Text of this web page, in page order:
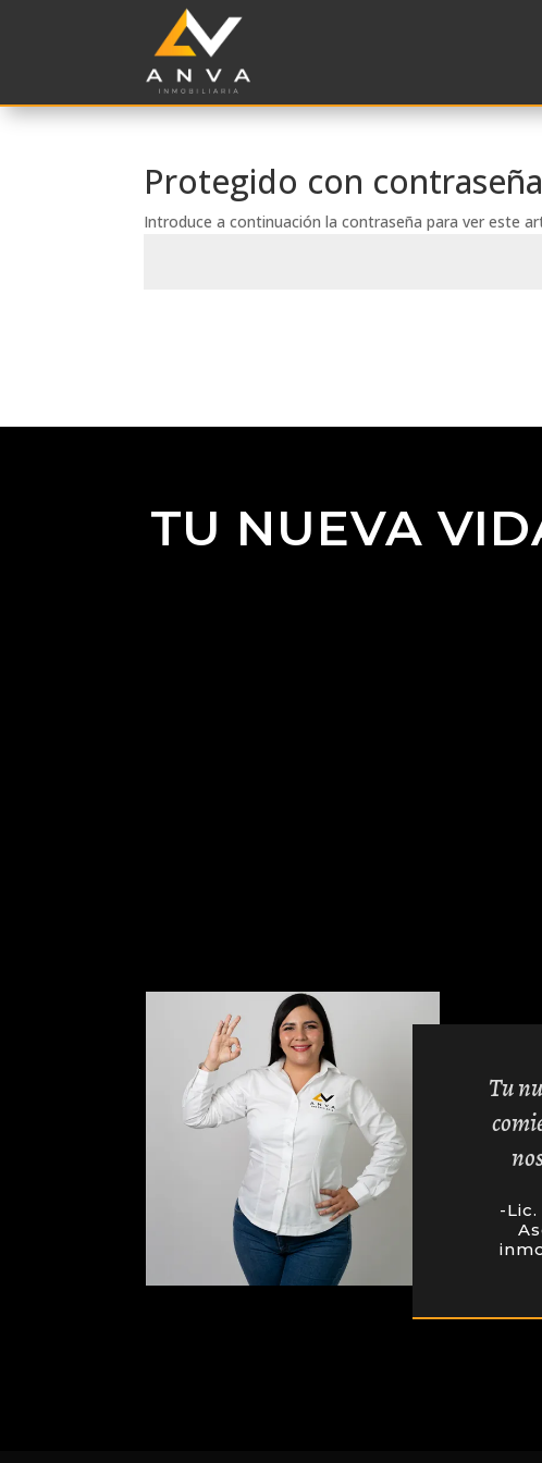
Protegido con contraseña
Introduce a continuación la contraseña para ver este
TU NUEVA
Tu
-Lic.